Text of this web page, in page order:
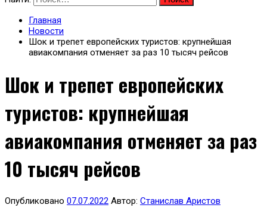
Главная
Новости
Шок и трепет европейских туристов: крупнейшая
авиакомпания отменяет за раз 10 тысяч рейсов
Шок и трепет европейских
туристов: крупнейшая
авиакомпания отменяет за раз
10 тысяч рейсов
Опубликовано 07.07.2022 Автор: Станислав Аристов